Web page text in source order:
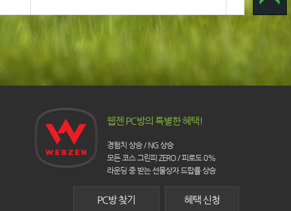
웹젠 PC방의 특별한 혜택!
경험치 상승 / NG 상승
모든 코스 그린피 ZERO / 피로도 0%
라운딩 중 받는 선물상자 드랍률 상승
혜택 신청
PC방 찾기